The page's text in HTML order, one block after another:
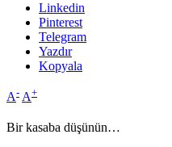
Linkedin
Pinterest
Telegram
Yazdır
Kopyala
A- A+
Bir kasaba düşünün…